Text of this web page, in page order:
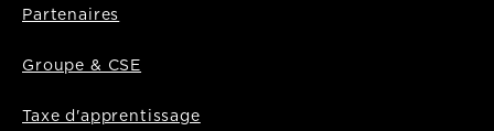
Partenaires
Groupe & CSE
Taxe d'apprentissage